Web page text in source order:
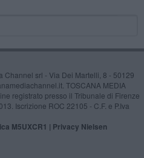
Channel srl - Via Dei Martelli, 8 - 50129
TOSCANA MEDIA
registrato presso il Tribunale di Firenze
Iscrizione ROC 22105 - C.F. e P.Iva
M5UXCR1 | Privacy Nielsen